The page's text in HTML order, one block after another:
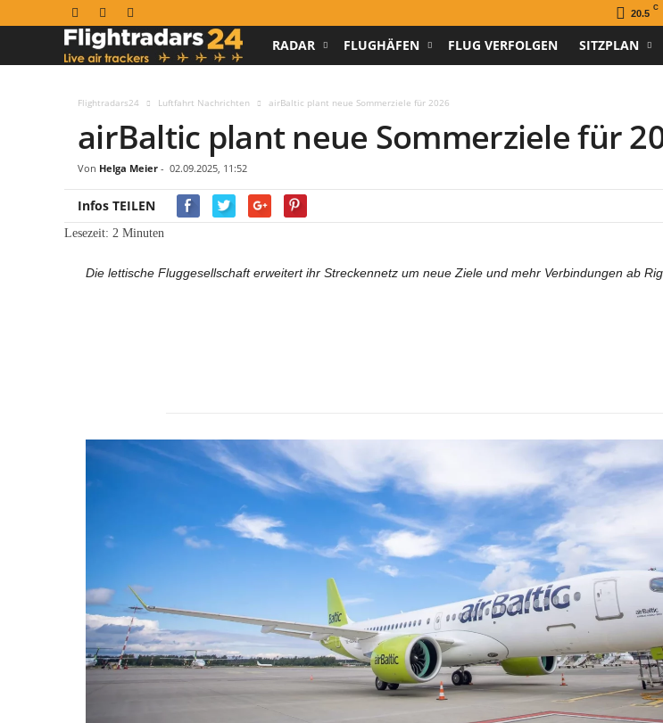
20.5
C
h
r
r
s
2
d
e
RADAR FLUGHÄFEN FLUG VERFOLGEN SITZPLAN
Flightradars24 Luftfahrt Nachrichten airBaltic plant neue Sommerziele für 2026
airBaltic plant neue Sommerziele für
Von Helga Meier - 02.09.2025, 11:52
Infos TEILEN
Lesezeit: 2 Minuten
Die lettische Fluggesellschaft erweitert ihr Streckennetz um neue Ziele und mehr Verbindungen ab